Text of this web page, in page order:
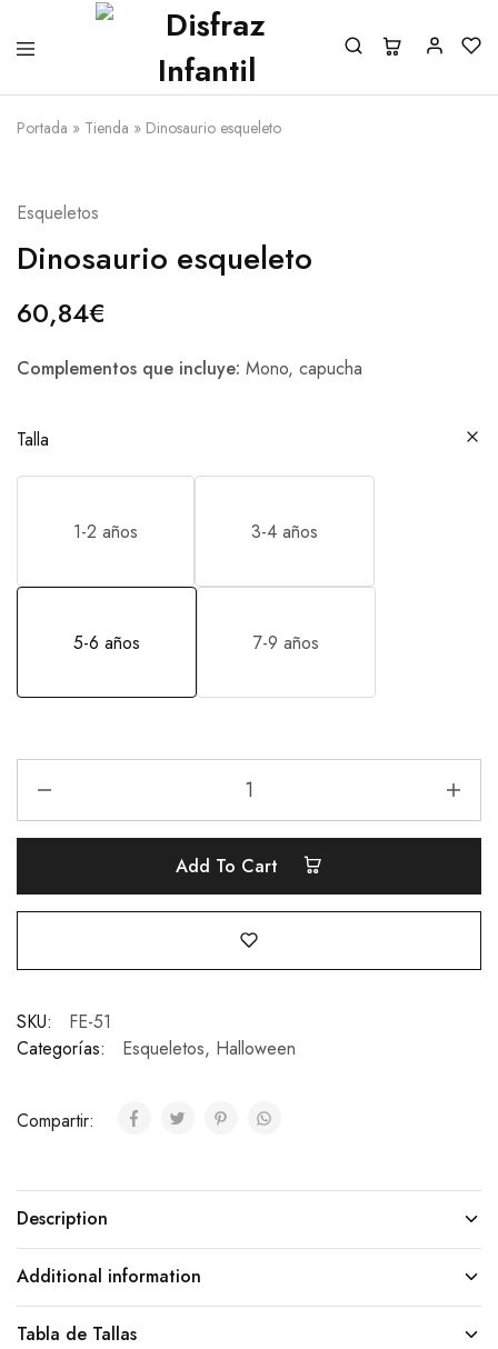
Portada » Tienda » Dinosaurio esqueleto
Esqueletos
Dinosaurio esqueleto
60,84€
Complementos que incluye: Mono, capucha
Talla
1-2 años 3-4 años
5-6 años 7-9 años
Add To Cart
SKU:
FE-51
Categorías:
Esqueletos, Halloween
Compartir:
Description
Additional information
Tabla de Tallas